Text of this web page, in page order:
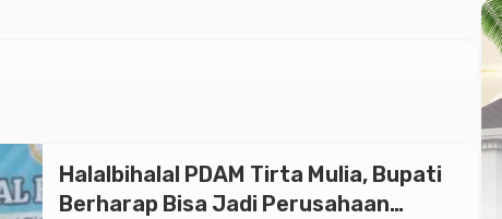
Halalbihalal PDAM Tirta Mulia, Bupati
Berharap Bisa Jadi Perusahaan